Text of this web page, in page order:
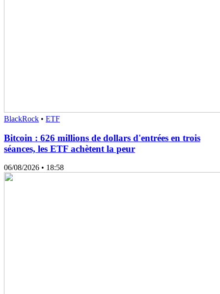
BlackRock • ETF
Bitcoin : 626 millions de dollars d'entrées en trois
séances, les ETF achètent la peur
06/08/2026 • 18:58